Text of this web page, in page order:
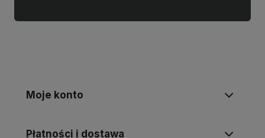
Moje konto
Płatności i dostawa